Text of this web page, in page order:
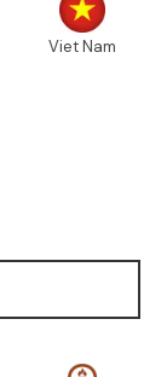
Viet Nam